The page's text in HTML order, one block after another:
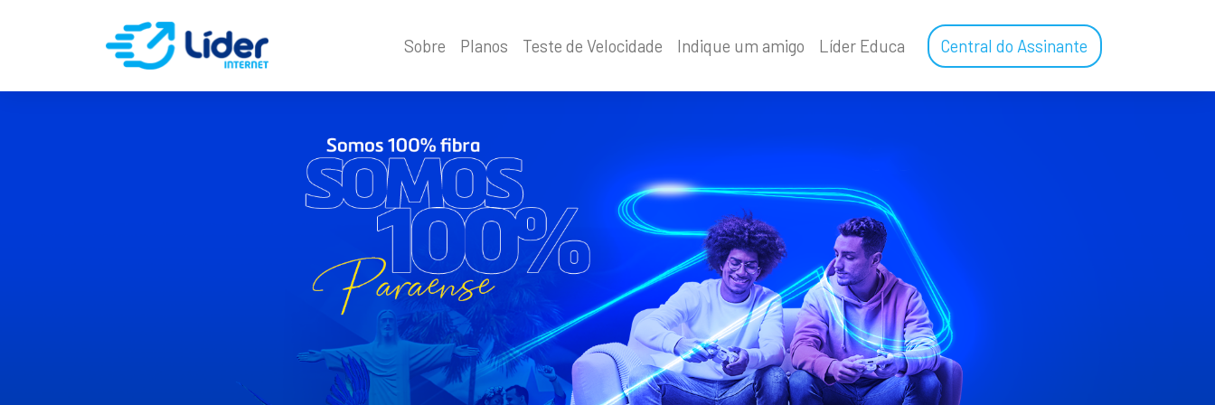
Sobre Planos Teste de Velocidade Indique um amigo Líder Educa Central do Assinante